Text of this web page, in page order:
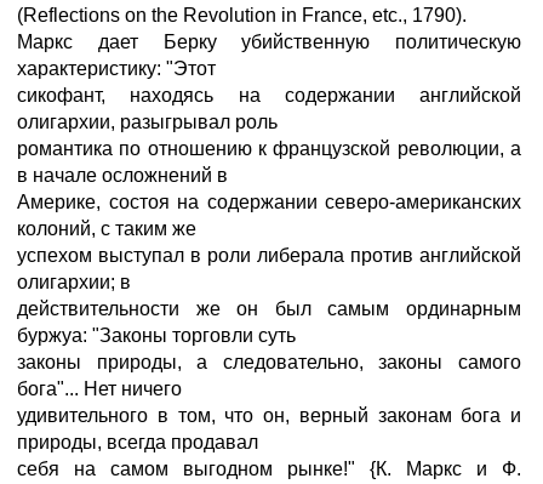
(Reflections on the Revolution in France, etc., 1790).
Маркс дает Берку убийственную политическую
характеристику: "Этот
сикофант, находясь на содержании английской
олигархии, разыгрывал роль
романтика по отношению к французской революции, а
в начале осложнений в
Америке, состоя на содержании северо-американских
колоний, с таким же
успехом выступал в роли либерала против английской
олигархии; в
действительности же он был самым ординарным
буржуа: "Законы торговли суть
законы природы, а следовательно, законы самого
бога"... Нет ничего
удивительного в том, что он, верный законам бога и
природы, всегда продавал
себя на самом выгодном рынке!" {К. Маркс и Ф.